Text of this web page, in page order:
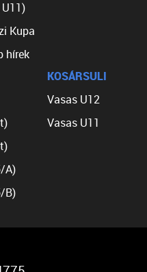
Kupa
hírek
A)
B)
KOSÁRSULI
Vasas U12
Vasas U11